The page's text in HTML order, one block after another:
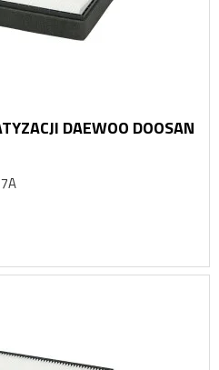
DAEWOO DOOSAN